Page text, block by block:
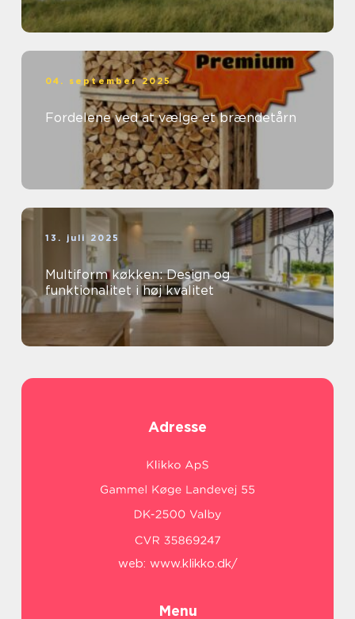
04. september 2025
Fordelene ved at vælge et brændetårn
13. juli 2025
Multiform køkken: Design og
funktionalitet i høj kvalitet
Adresse
web: www.klikko.dk/
Menu